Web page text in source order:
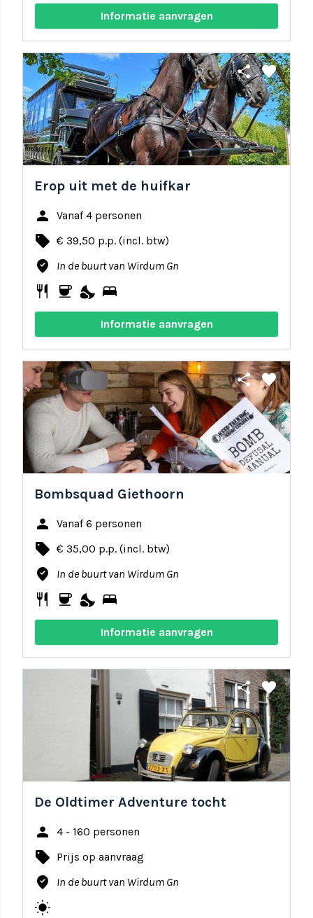
Informatie aanvragen
share favorite
Erop uit met de huifkar
person Vanaf 4 personen
local_offer € 39,50 p.p. (incl. btw)
where_to_vote In de buurt van Wirdum Gn
restaurant coffee nights_stay bed
Informatie aanvragen
share favorite
Bombsquad Giethoorn
person Vanaf 6 personen
local_offer € 35,00 p.p. (incl. btw)
where_to_vote In de buurt van Wirdum Gn
restaurant coffee nights_stay bed
Informatie aanvragen
share favorite
De Oldtimer Adventure tocht
person 4 - 160 personen
local_offer Prijs op aanvraag
where_to_vote In de buurt van Wirdum Gn
wb_sunny